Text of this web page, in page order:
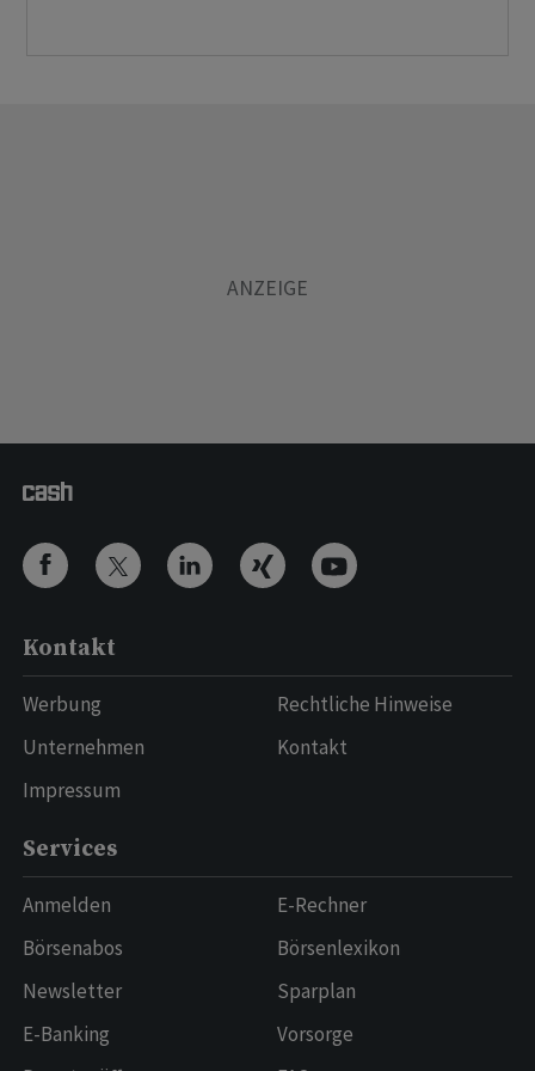
Kontakt
Werbung
Unternehmen
Impressum
Rechtliche Hinweise
Kontakt
Services
Anmelden
Börsenabos
Newsletter
E-Banking
E-Rechner
Börsenlexikon
Sparplan
Vorsorge